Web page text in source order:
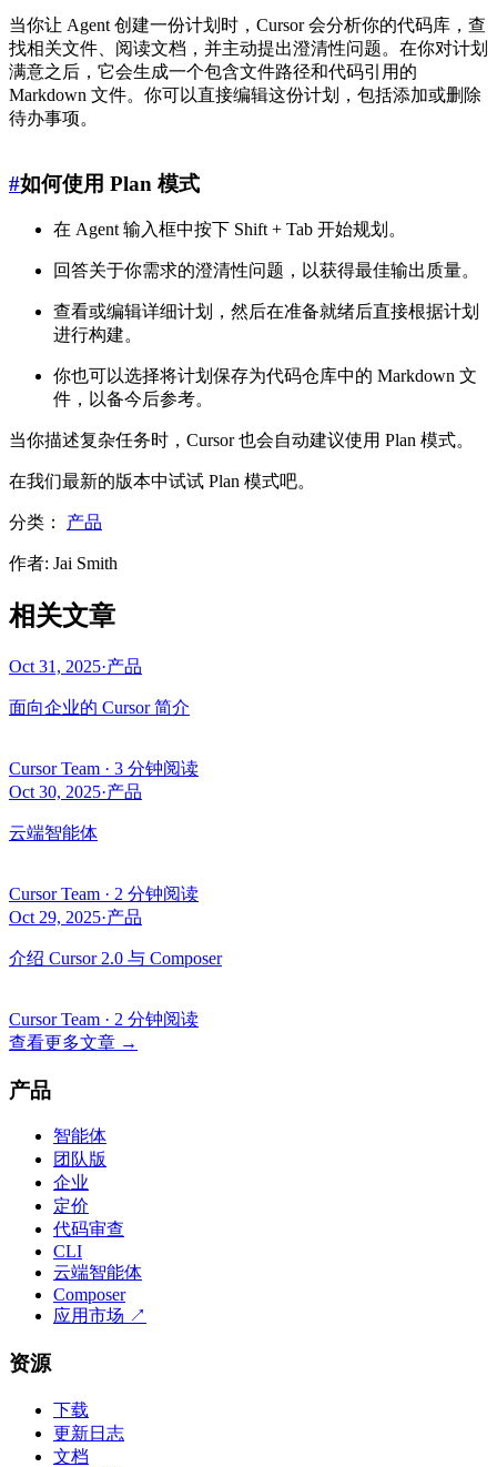
当你让 Agent 创建一份计划时，Cursor 会分析你的代码库，查
找相关文件、阅读文档，并主动提出澄清性问题。在你对计划
满意之后，它会生成一个包含文件路径和代码引用的
Markdown 文件。你可以直接编辑这份计划，包括添加或删除
待办事项。
#如何使用 Plan 模式
在 Agent 输入框中按下 Shift + Tab 开始规划。
回答关于你需求的澄清性问题，以获得最佳输出质量。
查看或编辑详细计划，然后在准备就绪后直接根据计划
进行构建。
你也可以选择将计划保存为代码仓库中的 Markdown 文
件，以备今后参考。
当你描述复杂任务时，Cursor 也会自动建议使用 Plan 模式。
在我们最新的版本中试试 Plan 模式吧。
分类： 产品
作者: Jai Smith
相关文章
Oct 31, 2025·产品
面向企业的 Cursor 简介
Cursor Team · 3 分钟阅读
Oct 30, 2025·产品
云端智能体
Cursor Team · 2 分钟阅读
Oct 29, 2025·产品
介绍 Cursor 2.0 与 Composer
Cursor Team · 2 分钟阅读
查看更多文章 →
产品
智能体
团队版
企业
定价
代码审查
CLI
云端智能体
Composer
应用市场 ↗
资源
下载
更新日志
文档